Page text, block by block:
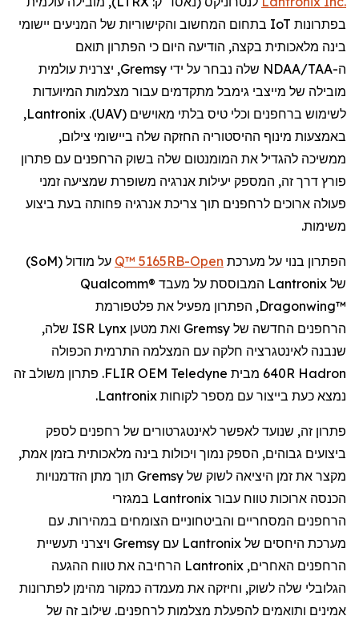
בפתרונות IoT בתחום המחשוב והקישוריות של המניעים יישומי
בינה מלאכותית בקצה, הודיעה היום כי הפתרון תואם
ה-
NDAA/TAA שלה נבחר על ידי Gremsy, יצרנית עולמית
מובילה של מייצבי גימבל מתקדמים עבור מצלמות המיועדות
לשימוש ברחפנים וכלי טיס בלתי מאוישים (UAV
).
Lantronix
,
באמצעות מינוף ההיסטוריה החזקה שלה ביישומי צילום,
ממשיכה להגדיל את המומנטום שלה בשוק הרחפנים עם פתרון
פורץ דרך זה, המספק יעילות אנרגיה משופרת שמציעה זמני
פעולה ארוכים לרחפנים תוך צריכת אנרגיה פחותה בעת ביצוע
משימות.
הפתרון בנוי על מערכת Open
-Q™ 5165RB על מודול (SoM
)
של Lantronix המבוססת על מעבד Qualcomm®
Dragonwing™, הפתרון מפעיל את פלטפורמת
הרחפנים החדשה של Gremsy ואת מטען Lynx
ISR שלה,
שנבנה לאינטגרציה חלקה עם המצלמה התרמית הכפולה
Hadron
Teledyne
FLIR OEM. פתרון משולב זה
נמצא כעת בייצור עם מספר לקוחות Lantronix
.
פתרון זה, שנועד לאפשר לאינטגרטורים של רחפנים לספק
ביצועים גבוהים, הספק נמוך ויכולות בינה מלאכותית בזמן אמת,
מקצר את זמן היציאה לשוק של Gremsy תוך מתן הזדמנויות
הכנסה ארוכות טווח עבור Lantronix במגזרי
הרחפנים המסחריים והביטחוניים הצומחים במהירות. עם
מערכת היחסים של Lantronix עם Gremsy ויצרני תעשיית
הרחפנים האחרים, Lantronix הרחיבה את טווח ההגעה
הגלובלי שלה לשוק, וחיזקה את מעמדה כמקור מהימן לפתרונות
אמינים ותואמים להפעלת מצלמות לרחפנים. שילוב זה של